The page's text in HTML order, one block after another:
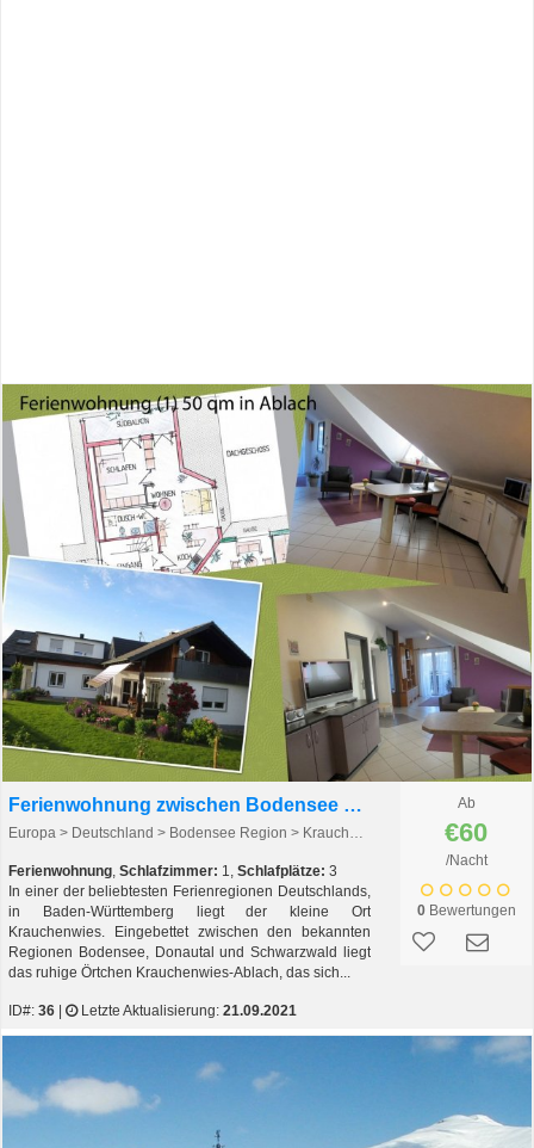
Ferienwohnung zwischen Bodensee und Schwarzwald
Europa > Deutschland > Bodensee Region > Krauchenwies - Ablach > Krauchenwies - Ablach
Ferienwohnung, Schlafzimmer: 1, Schlafplätze: 3
In einer der beliebtesten Ferienregionen Deutschlands,
in Baden-Württemberg liegt der kleine Ort
Krauchenwies. Eingebettet zwischen den bekannten
Regionen Bodensee, Donautal und Schwarzwald liegt
das ruhige Örtchen Krauchenwies-Ablach, das sich...
ID#: 36 Letzte Aktualisierung: 21.09.2021
Ab
€60
/Nacht
0Bewertungen